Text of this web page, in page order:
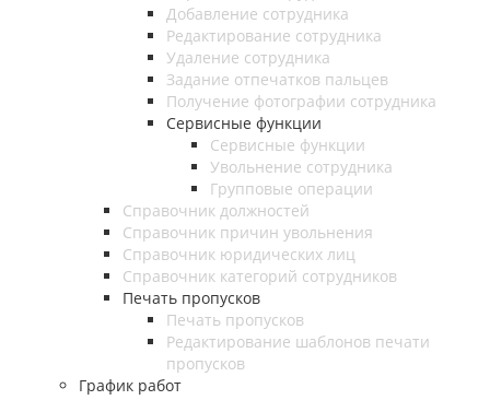
Добавление сотрудника
Редактирование сотрудника
Удаление сотрудника
Задание отпечатков пальцев
Получение фотографии сотрудника
Сервисные функции
Сервисные функции
Увольнение сотрудника
Групповые операции
Справочник должностей
Справочник причин увольнения
Справочник юридических лиц
Справочник категорий сотрудников
Печать пропусков
Печать пропусков
Редактирование шаблонов печати
пропусков
График работ